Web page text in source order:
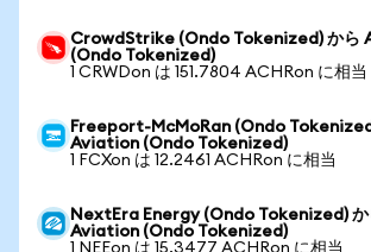
CrowdStrike (Ondo Tokenized) から
(Ondo Tokenized)
1 CRWDon は 151.7804 ACHRon に相当
Freeport-McMoRan (Ondo
Aviation (Ondo Tokenized)
1 FCXon は 12.2461 ACHRon に相当
NextEra Energy (Ondo Tokenized)
Aviation (Ondo Tokenized)
1 NEEon は 15.3477 ACHRon に相当